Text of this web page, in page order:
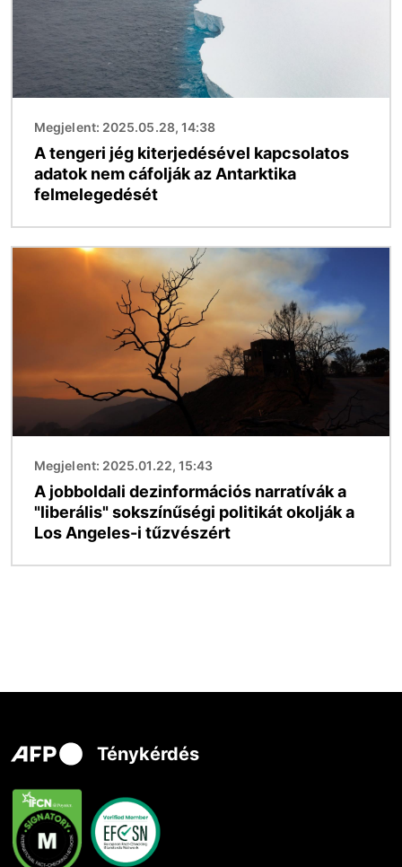
Megjelent: 2025.05.28, 14:38
A tengeri jég kiterjedésével kapcsolatos
adatok nem cáfolják az Antarktika
felmelegedését
Megjelent: 2025.01.22, 15:43
A jobboldali dezinformációs narratívák a
"liberális" sokszínűségi politikát okolják a
Los Angeles-i tűzvészért
Ténykérdés